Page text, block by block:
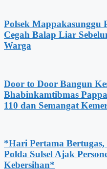
Polsek Mappakasunggu
Cegah Balap Liar
Warga
Door to Door Bangun
Bhabinkamtibmas
110 dan Semangat
*Hari Pertama
Polda Sulsel Ajak
Kebersihan*